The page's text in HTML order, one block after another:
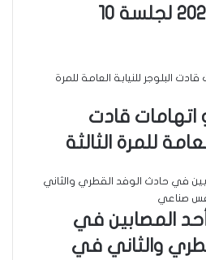
مجلس النواب 2025 لجلسة 10
اتهامات قادت
للمرة الثالثة
المصابين في
والثاني في